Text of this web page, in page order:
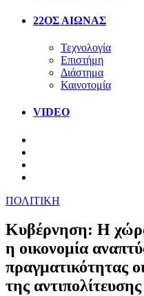
22ΟΣ ΑΙΩΝΑΣ
Τεχνολογία
Επιστήμη
Διάστημα
Καινοτομία
VIDEO
ΠΟΛΙΤΙΚΗ
Κυβέρνηση: Η χώρα
η οικονομία
πραγματικότητας
της αντιπολίτευσης